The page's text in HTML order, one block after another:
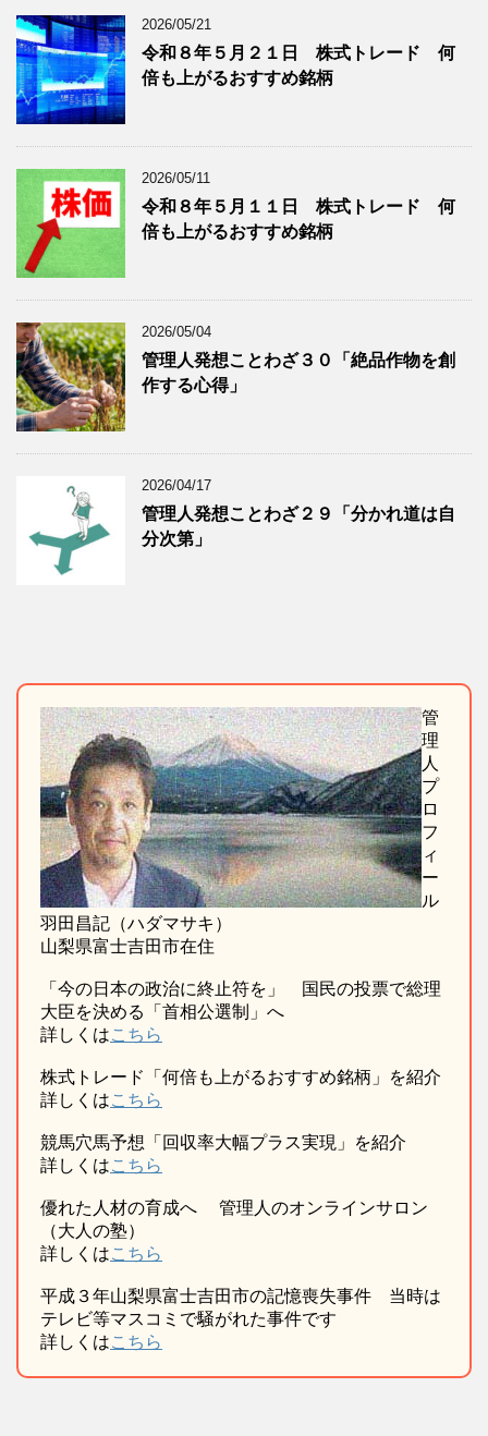
記
事
を
表
示
グ
記
事
を
表
示
2026/05/21
令和８年５月２１日 株式トレード 何
倍も上がるおすすめ銘柄
2026/05/11
令和８年５月１１日 株式トレード 何
倍も上がるおすすめ銘柄
2026/05/04
管理人発想ことわざ３０「絶品作物を創
作する心得」
2026/04/17
管理人発想ことわざ２９「分かれ道は自
分次第」
管
理
人
プ
ロ
フ
ィ
ー
ル
羽田昌記（ハダマサキ）
山梨県富士吉田市在住
「今の日本の政治に終止符を」 国民の投票で総理
大臣を決める「首相公選制」へ
詳しくはこちら
株式トレード「何倍も上がるおすすめ銘柄」を紹介
詳しくはこちら
競馬穴馬予想「回収率大幅プラス実現」を紹介
詳しくはこちら
優れた人材の育成へ 管理人のオンラインサロン
（大人の塾）
詳しくはこちら
平成３年山梨県富士吉田市の記憶喪失事件 当時は
テレビ等マスコミで騒がれた事件です
詳しくはこちら